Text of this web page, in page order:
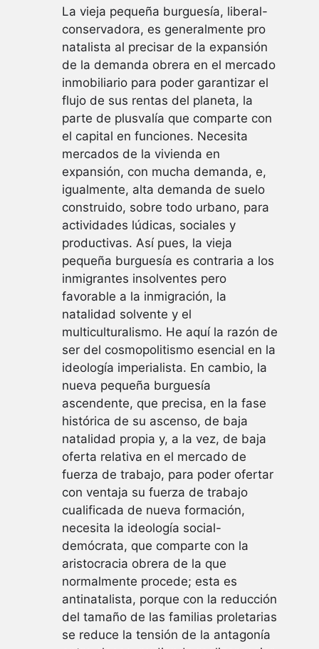
La vieja pequeña burguesía, liberal-
conservadora, es generalmente pro
natalista al precisar de la expansión
de la demanda obrera en el mercado
inmobiliario para poder garantizar el
flujo de sus rentas del planeta, la
parte de plusvalía que comparte con
el capital en funciones. Necesita
mercados de la vivienda en
expansión, con mucha demanda, e,
igualmente, alta demanda de suelo
construido, sobre todo urbano, para
actividades lúdicas, sociales y
productivas. Así pues, la vieja
pequeña burguesía es contraria a los
inmigrantes insolventes pero
favorable a la inmigración, la
natalidad solvente y el
multiculturalismo. He aquí la razón de
ser del cosmopolitismo esencial en la
ideología imperialista. En cambio, la
nueva pequeña burguesía
ascendente, que precisa, en la fase
histórica de su ascenso, de baja
natalidad propia y, a la vez, de baja
oferta relativa en el mercado de
fuerza de trabajo, para poder ofertar
con ventaja su fuerza de trabajo
cualificada de nueva formación,
necesita la ideología social-
demócrata, que comparte con la
aristocracia obrera de la que
normalmente procede; esta es
antinatalista, porque con la reducción
del tamaño de las familias proletarias
se reduce la tensión de la antagonía